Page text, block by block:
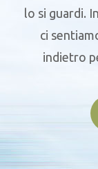
lo si guardi.
ci
indietro